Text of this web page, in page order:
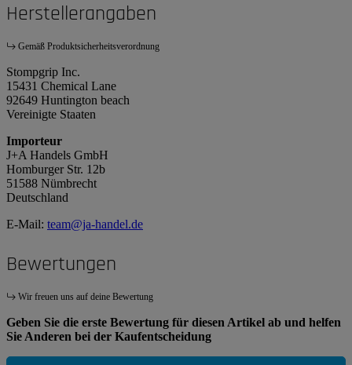
Herstellerangaben
Gemäß Produktsicherheitsverordnung
Stompgrip Inc.
15431 Chemical Lane
92649 Huntington beach
Vereinigte Staaten
Importeur
J+A Handels GmbH
Homburger Str. 12b
51588 Nümbrecht
Deutschland
E-Mail: team@ja-handel.de
Bewertungen
Wir freuen uns auf deine Bewertung
Geben Sie die erste Bewertung für diesen Artikel ab und helfen
Sie Anderen bei der Kaufentscheidung